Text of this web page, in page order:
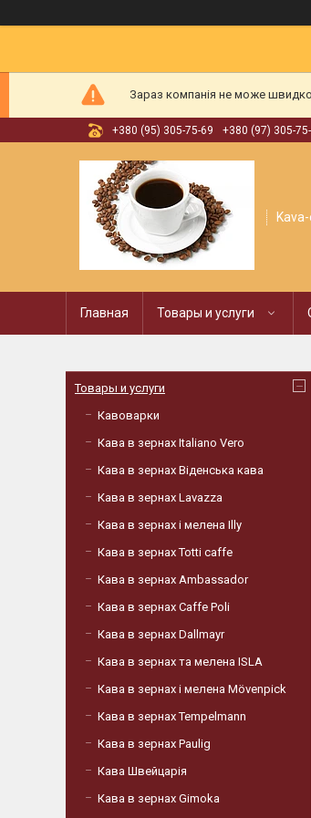
Зараз компанія не може
+380 (95) 305-75-69 +380 (97) 305-
Kava-
Главная Товары и услуги
Товары и услуги
Кавоварки
Кава в зернах Italiano Vero
Кава в зернах Віденська кава
Кава в зернах Lavazza
Кава в зернах і мелена Illy
Кава в зернах Totti caffe
Кава в зернах Ambassador
Кава в зернах Caffe Poli
Кава в зернах Dallmayr
Кава в зернах та мелена ISLA
Кава в зернах і мелена Mövenpick
Кава в зернах Tempelmann
Кава в зернах Paulig
Кава Швейцарія
Кава в зернах Gimoka